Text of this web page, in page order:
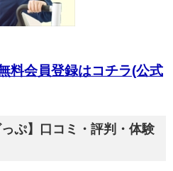
料会員登録はコチラ(公式
ぷ】口コミ・評判・体験